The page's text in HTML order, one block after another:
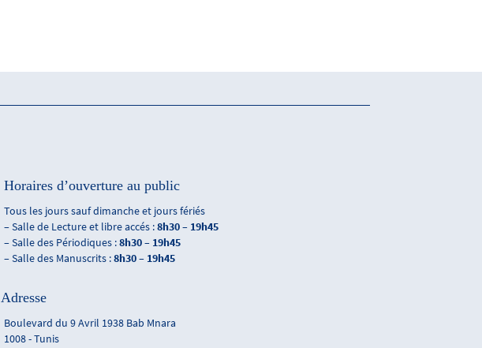
Horaires d’ouverture au public
Tous les jours sauf dimanche et jours fériés
– Salle de Lecture et libre accés :8h30 – 19h45
– Salle des Périodiques :8h30 – 19h45
– Salle des Manuscrits :8h30 – 19h45
Adresse
Boulevard du 9 Avril 1938 Bab Mnara
1008 - Tunis